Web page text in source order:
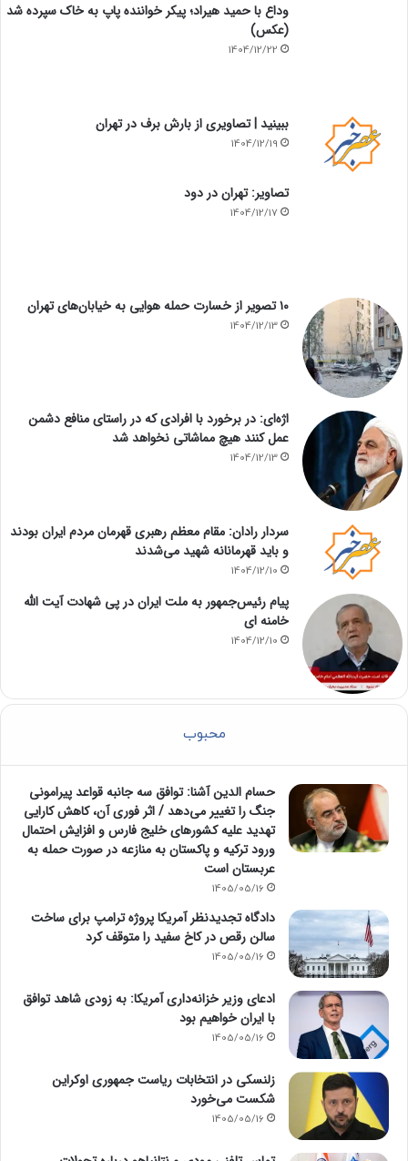
وداع با حمید هیراد؛ پیکر خواننده پاپ به خاک سپرده شد
(عکس)
1404/12/22
ببینید | تصاویری از بارش برف در تهران
1404/12/19
تصاویر: تهران در دود
1404/12/17
۱۰ تصویر از خسارت حمله هوایی به خیابان‌های تهران
1404/12/13
اژه‌ای: در برخورد با افرادی که در راستای منافع دشمن
عمل کنند هیچ مماشاتی نخواهد شد
1404/12/13
سردار رادان: مقام معظم رهبری قهرمان مردم ایران بودند
و باید قهرمانانه شهید می‌شدند
1404/12/10
پیام رئیس‌جمهور به ملت ایران در پی شهادت آیت الله
خامنه ای
1404/12/10
محبوب
حسام الدین آشنا: توافق سه جانبه قواعد پیرامونی
جنگ را تغییر می‌دهد / اثر فوری آن، کاهش کارایی
تهدید علیه کشور‌های خلیج فارس و افزایش احتمال
ورود ترکیه و پاکستان به منازعه در صورت حمله به
عربستان است
1405/05/16
دادگاه تجدیدنظر آمریکا پروژه ترامپ برای ساخت
سالن رقص در کاخ سفید را متوقف کرد
1405/05/16
ادعای وزیر خزانه‌داری آمریکا: به زودی شاهد توافق
با ایران خواهیم بود
1405/05/16
زلنسکی در انتخابات ریاست جمهوری اوکراین
شکست می‌خورد
1405/05/16